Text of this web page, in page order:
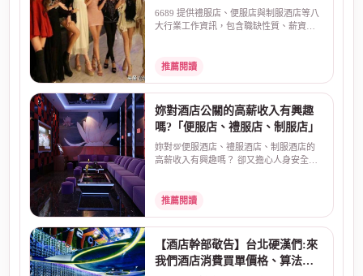
6689 提供禮服店、便服店與制服酒店等八
大行業工作資訊，包含職缺性質、薪資算
推薦閱讀
妳對酒店公關的高薪收入有興趣
嗎?「便服店、禮服店、制服店」
妳對💯便服酒店、禮服酒店、制服酒店的
高薪收入有興趣嗎？ 卻又擔心人身安全、
推薦閱讀
【酒店幹部敬告】台北硬漢們:來
我們酒店消費買單價格、算法直